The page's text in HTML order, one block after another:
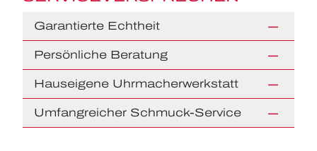
Garantierte Echtheit
Persönliche Beratung
Hauseigene Uhrmacherwerkstatt
Umfangreicher Schmuck-Service